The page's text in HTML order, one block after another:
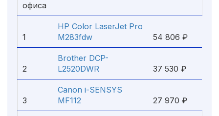
офиса
1
HP Color LaserJet Pro
M283fdw
54 806 ₽
2
Brother DCP-
L2520DWR
37 530 ₽
3
Canon i-SENSYS
MF112
27 970 ₽